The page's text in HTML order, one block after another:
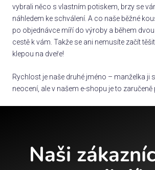
vybrali něco s vlastním potiskem, brzy se
náhledem ke schválení. A co naše běžné
po objednávce míří do výroby a během
cestě k vám. Takže se ani nemusíte začít
klepou na dveře!
Rychlost je naše druhé jméno – manželka ji
neocení, ale v našem e-shopu je to zaručeně
Naši